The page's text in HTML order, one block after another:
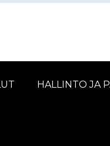
HALLINTO JA